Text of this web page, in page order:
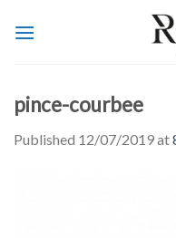
pince-courbee
Published 12/07/2019at